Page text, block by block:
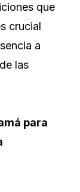
que
crucial
a
las
para